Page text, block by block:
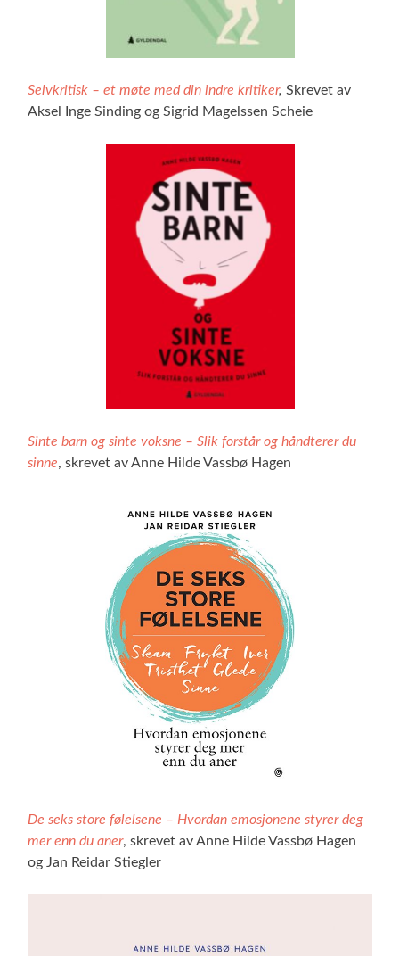
Selvkritisk – et møte med din indre kritiker, Skrevet av
Aksel Inge Sinding og Sigrid Magelssen Scheie
Sinte barn og sinte voksne – Slik forstår og håndterer du
sinne, skrevet av Anne Hilde Vassbø Hagen
De seks store følelsene – Hvordan emosjonene styrer deg
mer enn du aner, skrevet av Anne Hilde Vassbø Hagen
og Jan Reidar Stiegler